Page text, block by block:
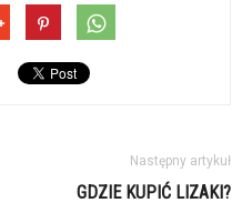
Następny artykuł
GDZIE KUPIĆ LIZAKI?